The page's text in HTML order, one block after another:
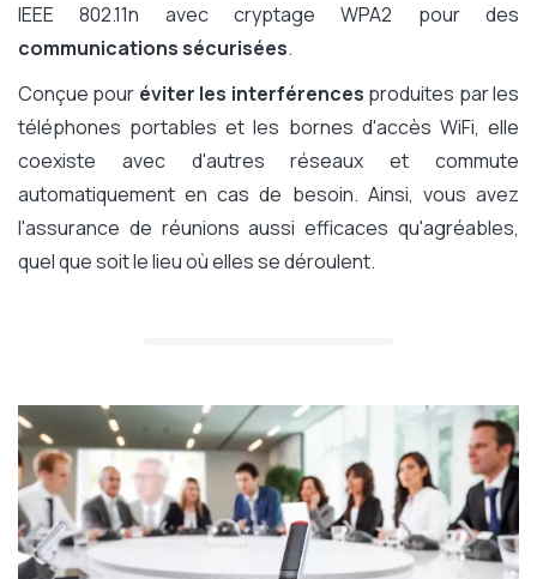
IEEE 802.11n avec cryptage WPA2 pour des
communications sécurisées.
Conçue pour éviter les interférences produites par les
téléphones portables et les bornes d'accès WiFi, elle
coexiste avec d'autres réseaux et commute
automatiquement en cas de besoin. Ainsi, vous avez
l'assurance de réunions aussi efficaces qu'agréables,
quel que soit le lieu où elles se déroulent.